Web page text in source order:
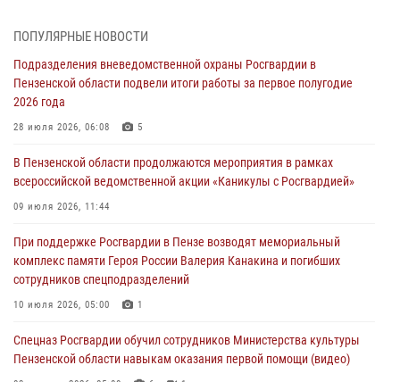
работы за первое полугодие 2026 года
Росгвардия обеспечила безопасность праздничных мероприятий в
В Пензе сотрудники Росгвардии задержали мужчину, который
дома
03 августа 2026, 05:59
Росгвардейцы Пензенской области отмечают 35-летие дежурной
03 августа 2026, 05:15
ПОПУЛЯРНЫЕ НОВОСТИ
Подразделения вневедомственной охраны Росгвардии в
Пензенской области подвели итоги работы за первое полугодие
2026 года
28 июля 2026, 06:08 5
В Пензенской области продолжаются мероприятия в рамках
всероссийской ведомственной акции «Каникулы с Росгвардией»
09 июля 2026, 11:44
При поддержке Росгвардии в Пензе возводят мемориальный
комплекс памяти Героя России Валерия Канакина и погибших
сотрудников спецподразделений
10 июля 2026, 05:00 1
Спецназ Росгвардии обучил сотрудников Министерства культуры
Пензенской области навыкам оказания первой помощи (видео)